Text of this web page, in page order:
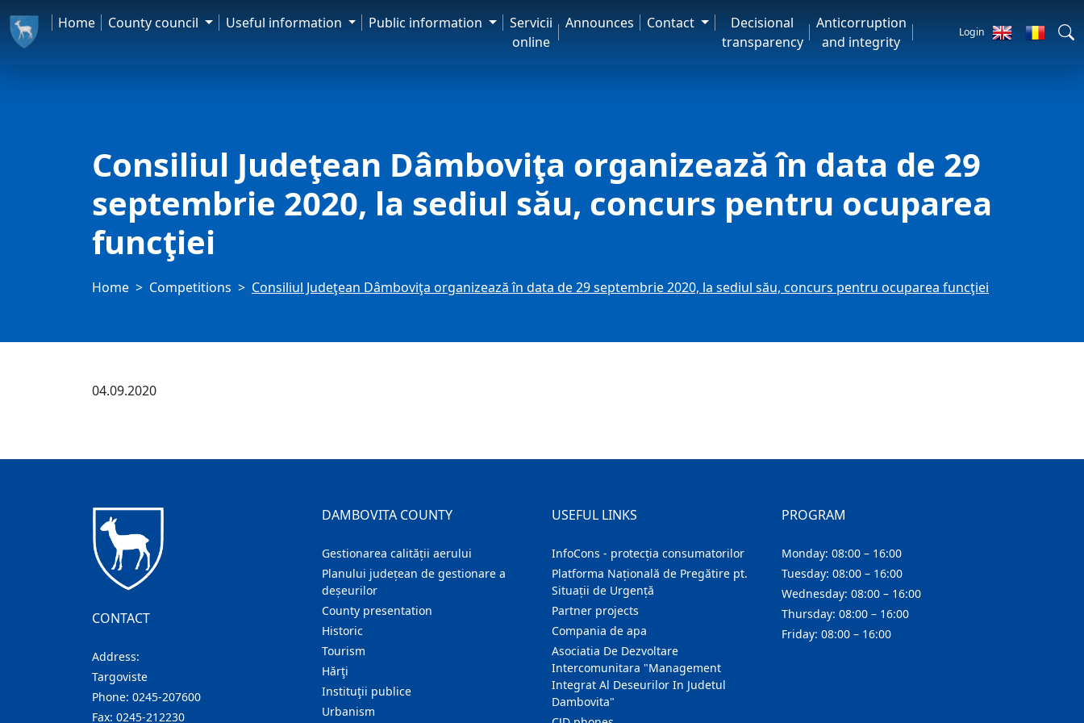
Home County council Useful information Public information
Servicii
online
Announces Contact
Decisional
transparency
Anticorruption
and integrity
Login
Consiliul Judeţean Dâmboviţa organizează în data de 29
septembrie 2020, la sediul său, concurs pentru ocuparea
funcţiei
Home Competitions Consiliul Judeţean Dâmboviţa organizează în data de 29 septembrie 2020, la sediul său, concurs pentru ocuparea funcţiei
04.09.2020
CONTACT
Address:
Targoviste
Phone: 0245-207600
Fax: 0245-212230
DAMBOVITA COUNTY
Gestionarea calității aerului
Planului județean de gestionare a
deșeurilor
County presentation
Historic
Tourism
Hărţi
Instituţii publice
Urbanism
USEFUL LINKS
InfoCons - protecția consumatorilor
Platforma Națională de Pregătire pt.
Situații de Urgență
Partner projects
Compania de apa
Asociatia De Dezvoltare
Intercomunitara "Management
Integrat Al Deseurilor In Judetul
Dambovita"
PROGRAM
Monday: 08:00 – 16:00
Tuesday: 08:00 – 16:00
Wednesday: 08:00 – 16:00
Thursday: 08:00 – 16:00
Friday: 08:00 – 16:00